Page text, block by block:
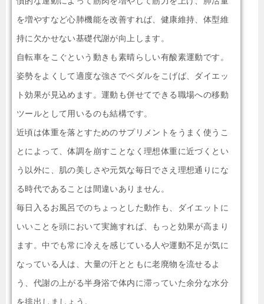
を増やすなど心肺機能を改善すれば、健康維持、体型維
持に欠かせない基礎代謝が向上します。
自転車をこぐという動きも素晴らしい有酸素運動です。
姿勢をよくして適度な強さでペダルをこげば、ダイエッ
ト効果が見込めます。運動も併せてできる職場への移動
ツールとして用いるのも結構です。
近頃は体重を落とすためのサプリメントをうまく使うこ
とによって、体調を崩すことなく理想体重に近づくとい
う以外に、肌の美しさや元気な毎日でさえ理想通りにな
る時代であることは間違いありません。
毎日入るお風呂でのちょっとした動作も、ダイエットに
いいことを頭において実施すれば、もっと効果が高まり
ます。中でも常に冷えを感じている人や運動不足が気に
なっている人は、大量の汗とともに老廃物を流せるよ
う、代謝の上がる半身浴で体内に滞っていた余分な水分
を排出しましょう。